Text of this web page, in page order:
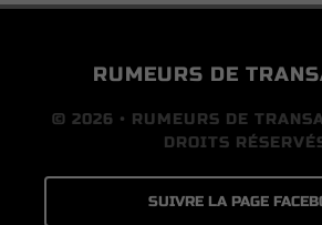
RUMEURS DE
© 2026 • RUMEURS DE
DROITS
SUIVRE LA PAGE